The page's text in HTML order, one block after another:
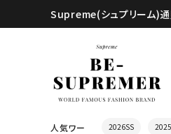
Supreme(シュプリーム)
人気ワー
2026SS